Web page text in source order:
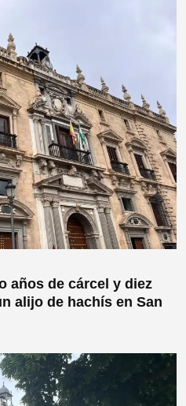
años de cárcel y diez
alijo de hachís en San